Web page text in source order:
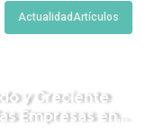
Actualidad Artículos
y Creciente
Empresas en